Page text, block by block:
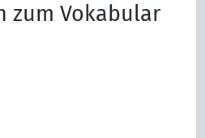
zum Vokabular